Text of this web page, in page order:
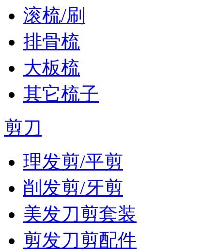
滚梳/刷
排骨梳
大板梳
其它梳子
剪刀
理发剪/平剪
削发剪/牙剪
美发刀剪套装
剪发刀剪配件